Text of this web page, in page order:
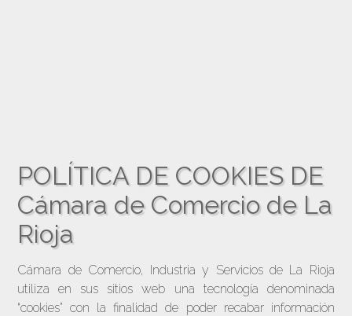
POLÍTICA DE COOKIES DE
Cámara de Comercio de La
Rioja
Cámara de Comercio, Industria y Servicios de La Rioja
utiliza en sus sitios web una tecnología denominada
“cookies” con la finalidad de poder recabar información